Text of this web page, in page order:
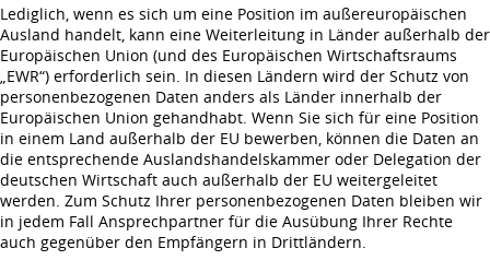
Lediglich, wenn es sich um eine Position im außereuropäischen
Ausland handelt, kann eine Weiterleitung in Länder außerhalb der
Europäischen Union (und des Europäischen Wirtschaftsraums
„EWR“) erforderlich sein. In diesen Ländern wird der Schutz von
personenbezogenen Daten anders als Länder innerhalb der
Europäischen Union gehandhabt. Wenn Sie sich für eine Position
in einem Land außerhalb der EU bewerben, können die Daten an
die entsprechende Auslandshandelskammer oder Delegation der
deutschen Wirtschaft auch außerhalb der EU weitergeleitet
werden. Zum Schutz Ihrer personenbezogenen Daten bleiben wir
in jedem Fall Ansprechpartner für die Ausübung Ihrer Rechte
auch gegenüber den Empfängern in Drittländern.